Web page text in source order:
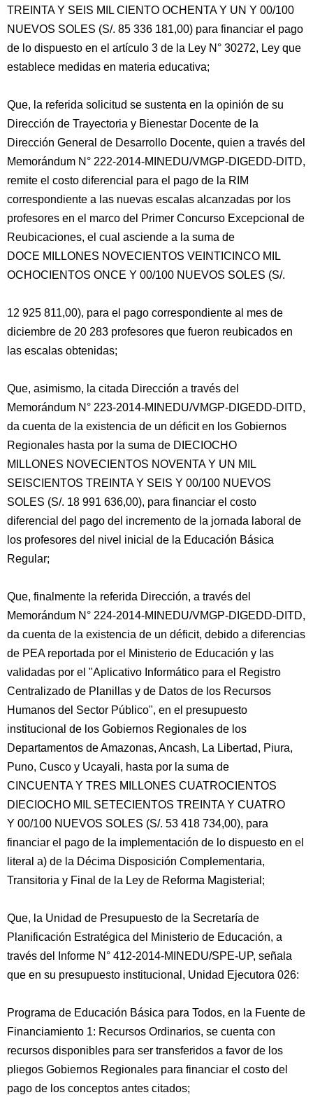
TREINTA Y SEIS MIL CIENTO OCHENTA Y UN Y 00/100
NUEVOS SOLES (S/. 85 336 181,00) para financiar el pago
de lo dispuesto en el artículo 3 de la Ley N° 30272, Ley que
establece medidas en materia educativa;
Que, la referida solicitud se sustenta en la opinión de su
Dirección de Trayectoria y Bienestar Docente de la
Dirección General de Desarrollo Docente, quien a través del
Memorándum N° 222-2014-MINEDU/VMGP-DIGEDD-DITD,
remite el costo diferencial para el pago de la RIM
correspondiente a las nuevas escalas alcanzadas por los
profesores en el marco del Primer Concurso Excepcional de
Reubicaciones, el cual asciende a la suma de
DOCE MILLONES NOVECIENTOS VEINTICINCO MIL
OCHOCIENTOS ONCE Y 00/100 NUEVOS SOLES (S/.
12 925 811,00), para el pago correspondiente al mes de
diciembre de 20 283 profesores que fueron reubicados en
las escalas obtenidas;
Que, asimismo, la citada Dirección a través del
Memorándum N° 223-2014-MINEDU/VMGP-DIGEDD-DITD,
da cuenta de la existencia de un déficit en los Gobiernos
Regionales hasta por la suma de DIECIOCHO
MILLONES NOVECIENTOS NOVENTA Y UN MIL
SEISCIENTOS TREINTA Y SEIS Y 00/100 NUEVOS
SOLES (S/. 18 991 636,00), para financiar el costo
diferencial del pago del incremento de la jornada laboral de
los profesores del nivel inicial de la Educación Básica
Regular;
Que, finalmente la referida Dirección, a través del
Memorándum N° 224-2014-MINEDU/VMGP-DIGEDD-DITD,
da cuenta de la existencia de un déficit, debido a diferencias
de PEA reportada por el Ministerio de Educación y las
validadas por el "Aplicativo Informático para el Registro
Centralizado de Planillas y de Datos de los Recursos
Humanos del Sector Público", en el presupuesto
institucional de los Gobiernos Regionales de los
Departamentos de Amazonas, Ancash, La Libertad, Piura,
Puno, Cusco y Ucayali, hasta por la suma de
CINCUENTA Y TRES MILLONES CUATROCIENTOS
DIECIOCHO MIL SETECIENTOS TREINTA Y CUATRO
Y 00/100 NUEVOS SOLES (S/. 53 418 734,00), para
financiar el pago de la implementación de lo dispuesto en el
literal a) de la Décima Disposición Complementaria,
Transitoria y Final de la Ley de Reforma Magisterial;
Que, la Unidad de Presupuesto de la Secretaría de
Planificación Estratégica del Ministerio de Educación, a
través del Informe N° 412-2014-MINEDU/SPE-UP, señala
que en su presupuesto institucional, Unidad Ejecutora 026:
Programa de Educación Básica para Todos, en la Fuente de
Financiamiento 1: Recursos Ordinarios, se cuenta con
recursos disponibles para ser transferidos a favor de los
pliegos Gobiernos Regionales para financiar el costo del
pago de los conceptos antes citados;